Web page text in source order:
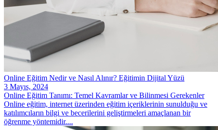
Online Eğitim Nedir ve Nasıl Alınır? Eğitimin Dijital Yüzü
3 Mayıs, 2024
Online Eğitim Tanımı: Temel Kavramlar ve Bilinmesi Gerekenler
Online eğitim, internet üzerinden eğitim içeriklerinin sunulduğu ve
katılımcıların bilgi ve becerilerini geliştirmeleri amaçlanan bir
öğrenme yöntemidir....